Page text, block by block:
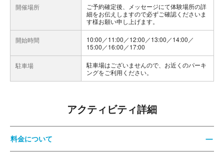
開催場所
ご予約確定後、メッセージにて体験場所の詳
細をお伝えしますので必ずご確認くださいま
す様お願い申し上げます。
開始時間
10:00／11:00／12:00／13:00／14:00／
15:00／16:00／17:00
駐車場
駐車場はございませんので、お近くのパーキ
ングをご利用ください。
アクティビティ詳細
料金について